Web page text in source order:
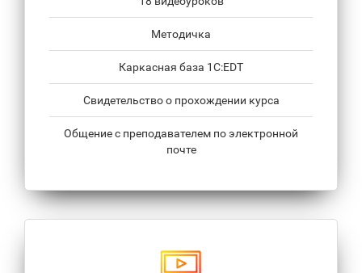
Методичка
Каркасная база 1С:EDT
Свидетельство о прохождении курса
Общение с преподавателем по электронной
почте